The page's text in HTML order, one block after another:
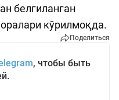
белгиланган
кўрилмоқда.
Поделиться
, чтобы быть